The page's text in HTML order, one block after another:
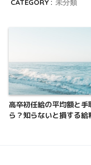
CATEGORY : 未分類
高卒初任給の平均額と手
ら？知らないと損する給